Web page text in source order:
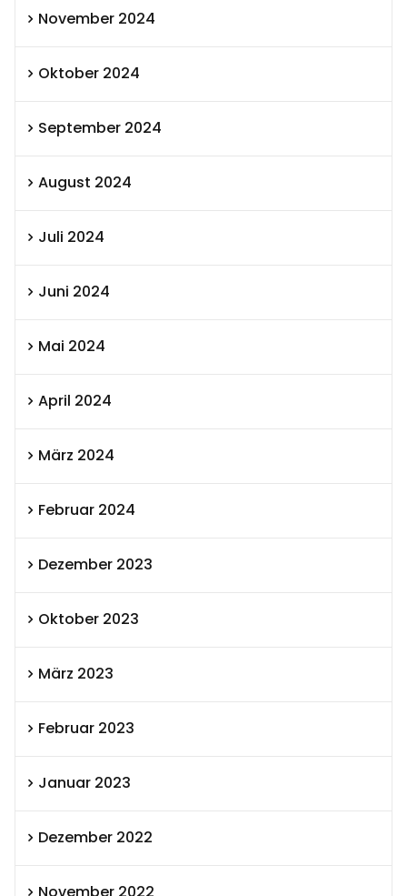
November 2024
Oktober 2024
September 2024
August 2024
Juli 2024
Juni 2024
Mai 2024
April 2024
März 2024
Februar 2024
Dezember 2023
Oktober 2023
März 2023
Februar 2023
Januar 2023
Dezember 2022